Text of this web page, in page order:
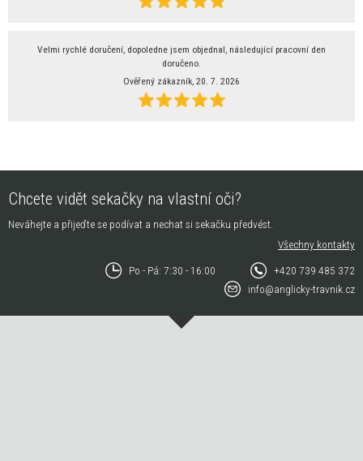
Velmi rychlé doručení, dopoledne jsem objednal, následující pracovní den
doručeno.
Ověřený zákazník, 20. 7. 2026
Chcete vidět sekačky na vlastní oči?
Neváhejte a přijeďte se podívat a nechat si sekačku předvést.
Všechny kontakty
Po - Pá: 7:30 - 16:00
+420 739 485 372
info@anglicky-travnik.cz